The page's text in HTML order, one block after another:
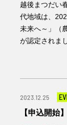
越後まつだい
代地域は、
未来へ～」（
が認定されま
2023.12.25
【申込開始